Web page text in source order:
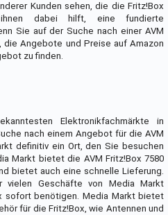
Kunden sehen, die die Fritz!Box
dabei hilft, eine fundierte
Sie auf der Suche nach einer AVM
die Angebote und Preise auf Amazon
zu finden.
Elektronikfachmärkte in
nach einem Angebot für die AVM
definitiv ein Ort, den Sie besuchen
Markt bietet die AVM Fritz!Box 7580
bietet auch eine schnelle Lieferung.
Geschäfte von Media Markt
sofort benötigen. Media Markt bietet
für die Fritz!Box, wie Antennen und